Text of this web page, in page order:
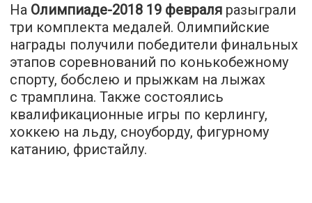
На Олимпиаде-2018 19 февраля разыграли
три комплекта медалей. Олимпийские
награды получили победители финальных
этапов соревнований по конькобежному
спорту, бобслею и прыжкам на лыжах
с трамплина. Также состоялись
квалификационные игры по керлингу,
хоккею на льду, сноуборду, фигурному
катанию, фристайлу.